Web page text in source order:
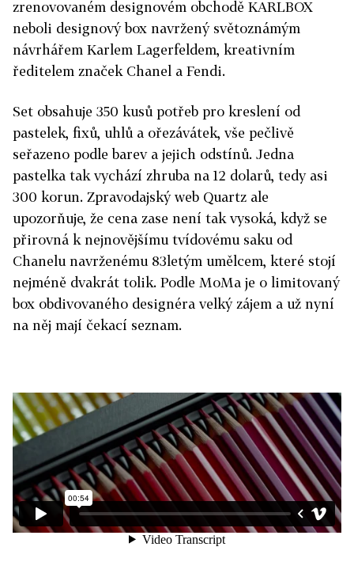
zrenovovaném designovém obchodě KARLBOX
neboli designový box navržený světoznámým
návrhářem Karlem Lagerfeldem, kreativním
ředitelem značek Chanel a Fendi.
Set obsahuje 350 kusů potřeb pro kreslení od
pastelek, fixů, uhlů a ořezávátek, vše pečlivě
seřazeno podle barev a jejich odstínů. Jedna
pastelka tak vychází zhruba na 12 dolarů, tedy asi
300 korun. Zpravodajský web Quartz ale
upozorňuje, že cena zase není tak vysoká, když se
přirovná k nejnovějšímu tvídovému saku od
Chanelu navrženému 83letým umělcem, které stojí
nejméně dvakrát tolik. Podle MoMa je o limitovaný
box obdivovaného designéra velký zájem a už nyní
na něj mají čekací seznam.